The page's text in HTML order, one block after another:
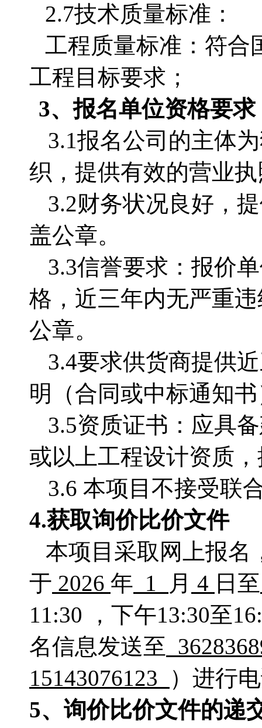
2.7技术质量标准：
工程质量标准：符合
工程目标要求；
3、报名单位资格要求
3.1报名公司的主体
织，提供有效的营业
3.2财务状况良好，
盖公章。
3.3信誉要求：报价
格，近三年内无严重
公章。
3.4要求供货商提供
明（合同或中标通知
3.5资质证书：应具
或以上工程设计资质，
3.6 本项目不接受联
4.获取询价比价文件
本项目采取网上报名
于 2026 年 1 月 4 日至
11:30 ，下午13:30至
名信息发送至
15143076123
）进行
5、 询价比价文件的递